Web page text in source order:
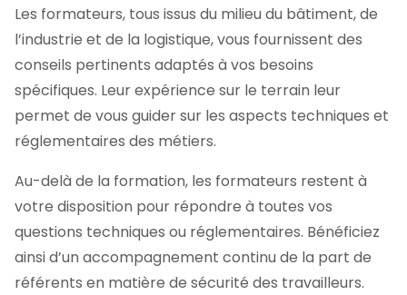
Les formateurs, tous issus du milieu du bâtiment, de
l’industrie et de la logistique, vous fournissent des
conseils pertinents adaptés à vos besoins
spécifiques. Leur expérience sur le terrain leur
permet de vous guider sur les aspects techniques et
réglementaires des métiers.
Au-delà de la formation, les formateurs restent à
votre disposition pour répondre à toutes vos
questions techniques ou réglementaires. Bénéficiez
ainsi d’un accompagnement continu de la part de
référents en matière de sécurité des travailleurs.
Log in
Log in
Don’t have an account?Sign Up
Email *